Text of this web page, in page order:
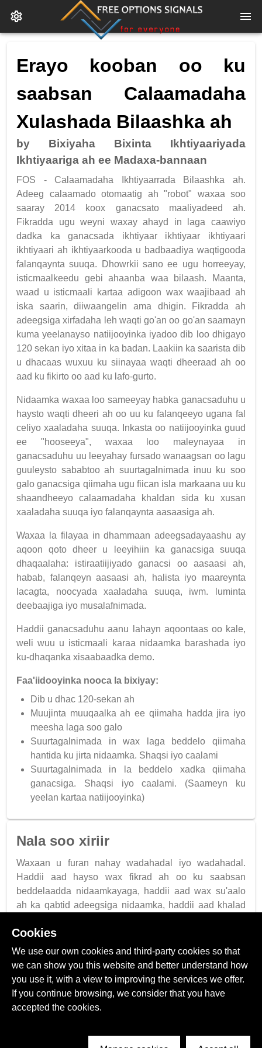
Erayo kooban oo ku
saabsan Calaamadaha
Xulashada Bilaashka ah
by Bixiyaha Bixinta Ikhtiyaariyada
Ikhtiyaariga ah ee Madaxa-bannaan
FOS - Calaamadaha Ikhtiyaarrada Bilaashka ah.
Adeeg calaamado otomaatig ah "robot" waxaa soo
saaray 2014 koox ganacsato maaliyadeed ah.
Fikradda ugu weyni waxay ahayd in laga caawiyo
dadka ka ganacsada ikhtiyaar ikhtiyaar ikhtiyaari
ikhtiyaari ah ikhtiyaarkooda u badbaadiya waqtigooda
falanqaynta suuqa. Dhowrkii sano ee ugu horreeyay,
isticmaalkeedu gebi ahaanba waa bilaash. Maanta,
waad u isticmaali kartaa adigoon wax waajibaad ah
iska saarin, diiwaangelin ama dhigin. Fikradda ah
adeegsiga xirfadaha leh waqti go'an oo go'an saamayn
kuma yeelanayso natiijooyinka iyadoo dib loo dhigayo
120 sekan iyo xitaa in ka badan. Laakiin ka saarista dib
u dhacaas wuxuu ku siinayaa waqti dheeraad ah oo
aad ku fikirto oo aad ku lafo-gurto.
Nidaamka waxaa loo sameeyay habka ganacsaduhu u
haysto waqti dheeri ah oo uu ku falanqeeyo ugana fal
celiyo xaaladaha suuqa. Inkasta oo natiijooyinka guud
ee "hooseeya", waxaa loo maleynayaa in
ganacsaduhu uu leeyahay fursado wanaagsan oo lagu
guuleysto sababtoo ah suurtagalnimada inuu ku soo
galo ganacsiga qiimaha ugu fiican isla markaana uu ku
shaandheeyo calaamadaha khaldan sida ku xusan
xaaladaha suuqa iyo falanqaynta aasaasiga ah.
Waxaa la filayaa in dhammaan adeegsadayaashu ay
aqoon qoto dheer u leeyihiin ka ganacsiga suuqa
dhaqaalaha: istiraatiijiyado ganacsi oo aasaasi ah,
habab, falanqeyn aasaasi ah, halista iyo maareynta
lacagta, noocyada xaaladaha suuqa, iwm. luminta
deebaajiga iyo musalafnimada.
Haddii ganacsaduhu aanu lahayn aqoontaas oo kale,
weli wuu u isticmaali karaa nidaamka barashada iyo
ku-dhaqanka xisaabaadka demo.
Faa'iidooyinka nooca la bixiyay:
Dib u dhac 120-sekan ah
Muujinta muuqaalka ah ee qiimaha hadda jira iyo
meesha laga soo galo
Suurtagalnimada in wax laga beddelo qiimaha
hantida ku jirta nidaamka. Shaqsi iyo caalami
Suurtagalnimada in la beddelo xadka qiimaha
ganacsiga. Shaqsi iyo caalami. (Saameyn ku
yeelan kartaa natiijooyinka)
Nala soo xiriir
Waxaan u furan nahay wadahadal iyo wadahadal.
Haddii aad hayso wax fikrad ah oo ku saabsan
beddelaadda nidaamkayaga, haddii aad wax su'aalo
ah ka qabtid adeegsiga nidaamka, haddii aad khalad
E-mail: support@free-options-signals.com
Nooca hadda jira 2.1.030423.22
Dayactirey oo maamuleyBixiyaha Bixinta
Ikhtiyaaraadka ikhtiyaariga ah ee Madaxa-bannaan
Cookies
We use our own cookies and third-party cookies so that
we can show you this website and better understand how
you use it, with a view to improving the services we offer.
If you continue browsing, we consider that you have
accepted the cookies.